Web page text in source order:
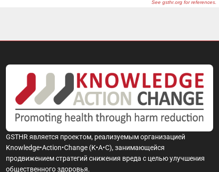
GSTHR является проектом, реализуемым организацией
Knowledge•Action•Change (K•A•C), занимающейся
продвижением стратегий снижения вреда с целью улучшения
общественного здоровья.